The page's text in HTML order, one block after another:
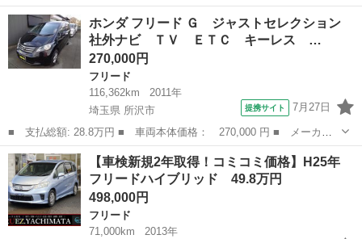
す！ ☆令和8年度自動車税も込みの金額です！ ☆他にもお得な在庫車
両多数御座いますので宜しければ1度プロフィール欄よりご覧下さい！
☆掲載...
福岡 筑後市 大溝駅 フリード
ホンダ フリード Ｇ ジャストセレクション
社外ナビ ＴＶ ＥＴＣ キーレス …
270,000円
フリード
116,362km
2011年
埼玉県 所沢市
提携サイト 7月27日
■ 支払総額: 28.8万円 ■ 車両本体価格： 270,000 円 ■ メーカー
名： ホンダ ■ 車種名： フリード ■ グレード名： Ｇ ジャス
トセレクション 社外ナビ ＴＶ ＥＴＣ キーレス 片側パワース
ライド 三列...
埼玉 所沢市 フリード
【車検新規2年取得！コミコミ価格】H25年
フリードハイブリッド 49.8万円
498,000円
フリード
71,000km
2013年